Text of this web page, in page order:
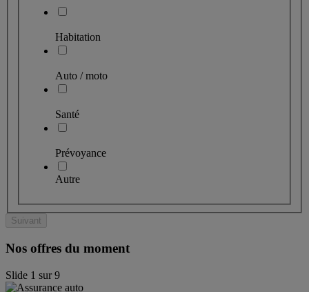
Habitation
Auto / moto
Santé
Prévoyance
Autre
Suivant
Nos offres du moment
Slide 1 sur9